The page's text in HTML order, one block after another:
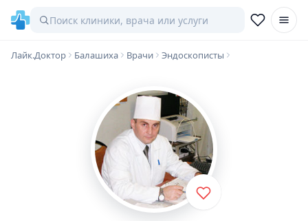
Лайк.Доктор Балашиха Врачи Эндоскописты